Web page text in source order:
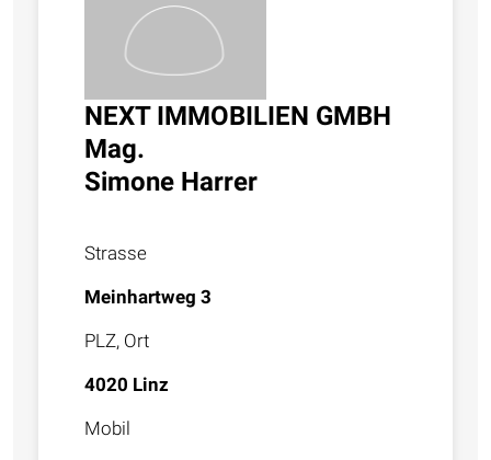
NEXT IMMOBILIEN GMBH
Mag.
Simone Harrer
Strasse
Meinhartweg 3
PLZ, Ort
4020 Linz
Mobil